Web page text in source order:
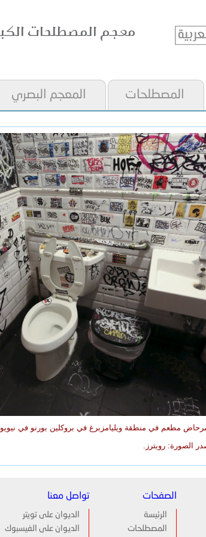
معجم المصطلحات
المصطلحات المعجم البصري
الصورة: رويترز.
الصفحات
الرئيسة
المصطلحات
تواصل معنا
الديوان على تويتر
الديوان على الفيسبوك